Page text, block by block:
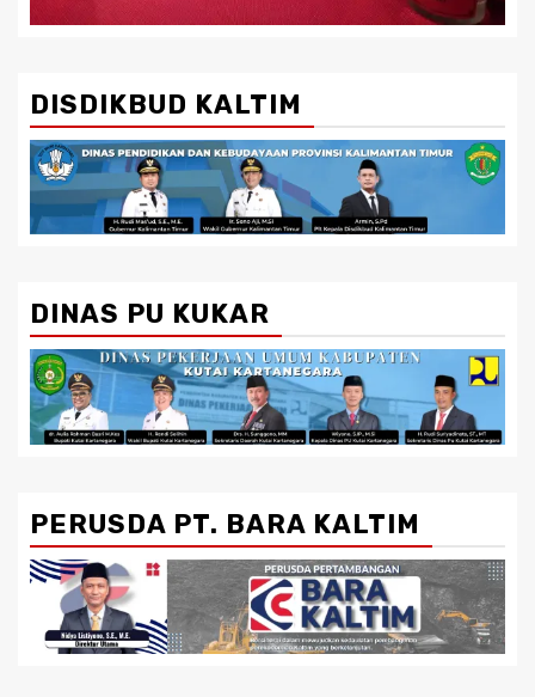
DISDIKBUD KALTIM
DINAS PU KUKAR
PERUSDA PT. BARA KALTIM